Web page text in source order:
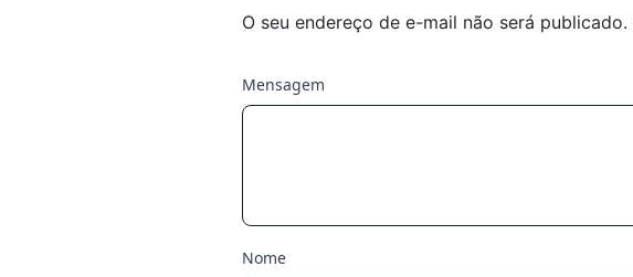
O seu endereço de e-mail não será publicado.
Mensagem
Nome